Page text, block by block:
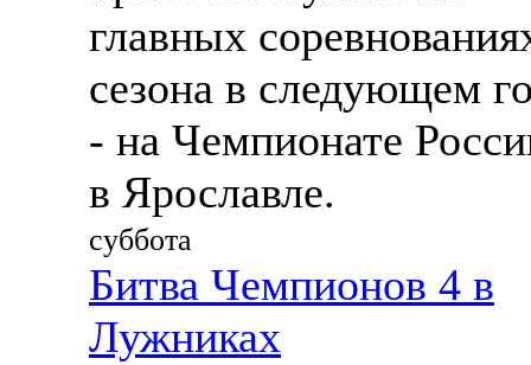
главных
сезона в следующем
- на Чемпионате
в Ярославле.
суббота
Битва Чемпионов 4 в
Лужниках